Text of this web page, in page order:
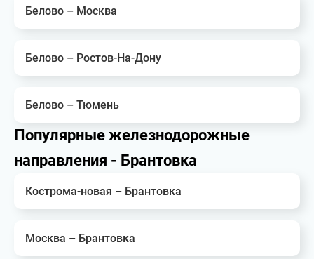
Белово – Москва
Белово – Ростов-На-Дону
Белово – Тюмень
Популярные железнодорожные
направления - Брантовка
Кострома-новая – Брантовка
Москва – Брантовка